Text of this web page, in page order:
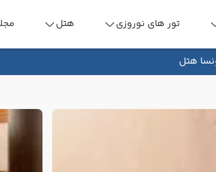
تور های نوروزی هتل
هتل